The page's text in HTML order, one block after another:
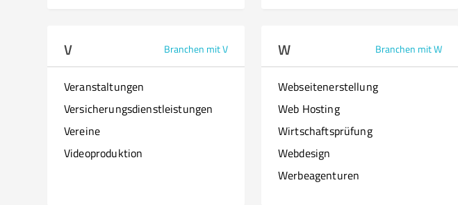
V Branchen mit V
Veranstaltungen
Versicherungsdienstleistungen
Vereine
Videoproduktion
W Branchen mit W
Webseitenerstellung
Web Hosting
Wirtschaftsprüfung
Webdesign
Werbeagenturen